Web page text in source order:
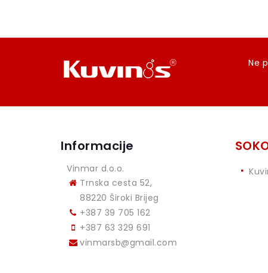
Ne
Informacije
Vinmar d.o.o.
Trnska cesta 52,
88220 Široki Brijeg
+387 39 705 162
+387 63 329 691
vinmarsb@gmail.com